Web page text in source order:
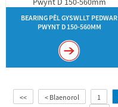
BEARING PÊL GYSWLLT PEDWAR
PWYNT D 150-560MM
<< < Blaenorol 1